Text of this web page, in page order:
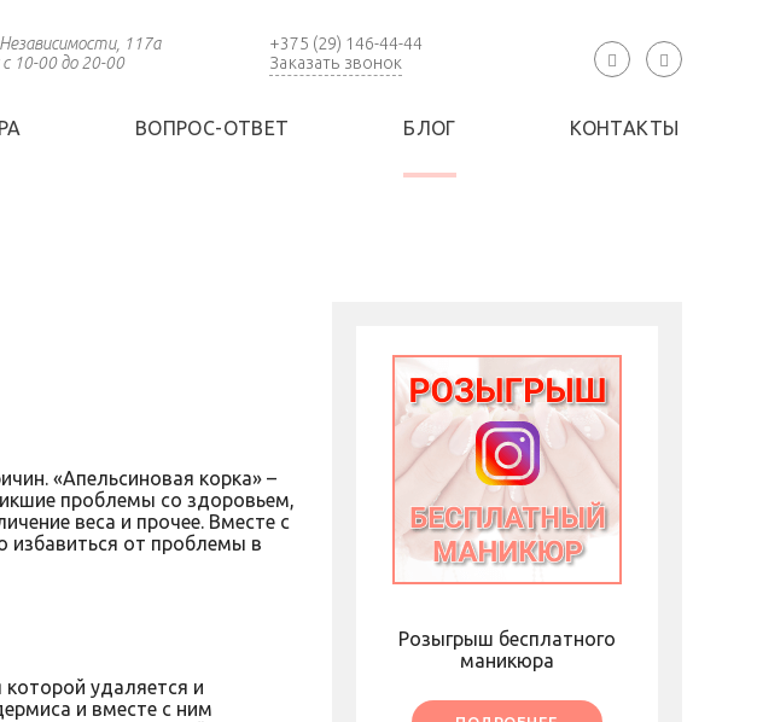
117а
с 10-00 до 20-00
+375 (29) 146-44-44
Заказать звонок
ВОПРОС-ОТВЕТ БЛОГ КОНТАКТЫ
«Апельсиновая корка» –
проблемы со здоровьем,
веса и прочее. Вместе с
избавиться от проблемы в
удаляется и
и вместе с ним
Розыгрыш бесплатного
маникюра